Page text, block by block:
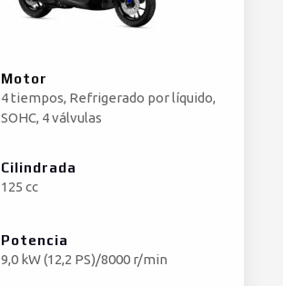
Motor
4 tiempos, Refrigerado por líquido,
SOHC, 4 válvulas
Cilindrada
125 cc
Potencia
9,0 kW (12,2 PS)/8000 r/min